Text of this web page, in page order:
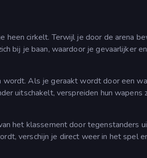
heen cirkelt. Terwijl je door de arena
bij je baan, waardoor je gevaarlijker
Als je geraakt wordt door een
uitschakelt, verspreiden hun wapens
het klassement door tegenstanders
verschijn je direct weer in het spel